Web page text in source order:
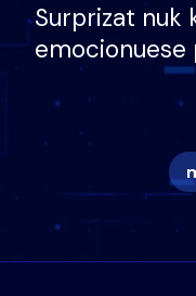
Surprizat nuk
emocionuese
nëna dhe
nuk i mban